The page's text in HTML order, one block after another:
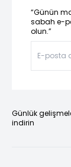
“Günün
sabah e-
olun.”
Günlük
indirin